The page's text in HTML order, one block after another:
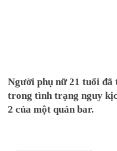
Người phụ nữ 21 tuổi đã
trong tình trạng nguy
2 của một quán bar.